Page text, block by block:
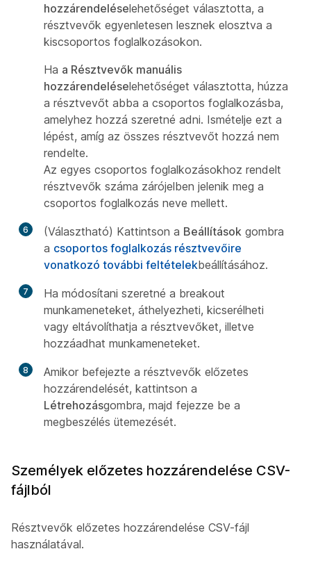
hozzárendeléselehetőséget választotta, a
résztvevők egyenletesen lesznek elosztva a
kiscsoportos foglalkozásokon.
Ha a Résztvevők manuális
hozzárendeléselehetőséget választotta, húzza
a résztvevőt abba a csoportos foglalkozásba,
amelyhez hozzá szeretné adni. Ismételje ezt a
lépést, amíg az összes résztvevőt hozzá nem
rendelte.
Az egyes csoportos foglalkozásokhoz rendelt
résztvevők száma zárójelben jelenik meg a
csoportos foglalkozás neve mellett.
6 (Választható) Kattintson a Beállítások gombra
a csoportos foglalkozás résztvevőire
vonatkozó további feltételekbeállításához.
7
Ha módosítani szeretné a breakout
munkameneteket, áthelyezheti, kicserélheti
vagy eltávolíthatja a résztvevőket, illetve
hozzáadhat munkameneteket.
8
Amikor befejezte a résztvevők előzetes
hozzárendelését, kattintson a
Létrehozásgombra, majd fejezze be a
megbeszélés ütemezését.
Személyek előzetes hozzárendelése CSV-
fájlból
Résztvevők előzetes hozzárendelése CSV-fájl
használatával.